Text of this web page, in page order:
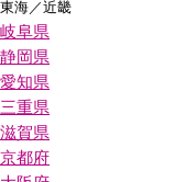
東海／近畿
岐阜県
静岡県
愛知県
三重県
滋賀県
京都府